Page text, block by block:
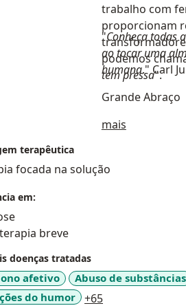
trabalho com
proporcionam
podemos
tem pressa".
"Conheça todas
ao tocar uma
humana." Carl
Grande Abraço
maisSobre mim
terapêutica
focada na solução
em:
breve
doenças tratadas
afetivo Abuso de substâncias
do humor
+65